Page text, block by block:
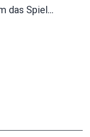
das Spiel…